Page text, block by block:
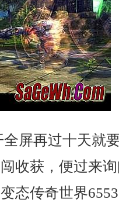
屏再过十天就
收获，便过来
态传奇世界